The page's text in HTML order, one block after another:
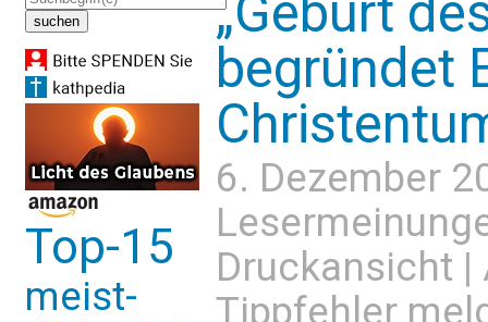
Top-15
meist-
„Geburt
begründet
6. Dezember
Druckansicht |
Tippfehler